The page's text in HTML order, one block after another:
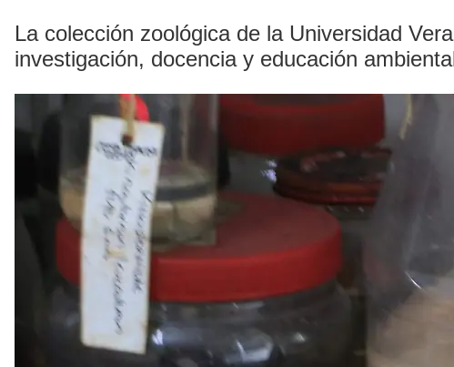
La colección zoológica de la Universidad
investigación, docencia y educación